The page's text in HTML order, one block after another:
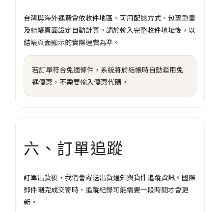
台灣與海外運費會依收件地區、可用配送方式、包裹重量
及結帳頁面設定自動計算。請於輸入完整收件地址後，以
結帳頁面顯示的實際運費為準。
若訂單符合免運條件，系統將於結帳時自動套用免
運優惠，不需要輸入優惠代碼。
六、訂單追蹤
訂單出貨後，我們會寄送出貨通知與貨件追蹤資訊。國際
郵件剛完成交寄時，追蹤紀錄可能需要一段時間才會更
新。